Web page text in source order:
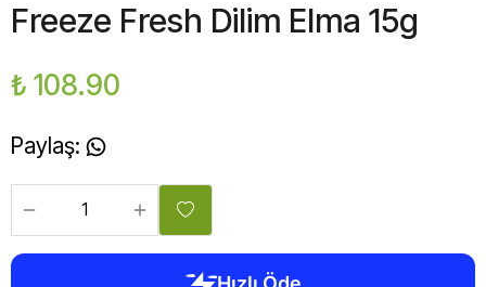
Freeze Fresh Dilim Elma 15g
₺ 108.90
Paylaş: